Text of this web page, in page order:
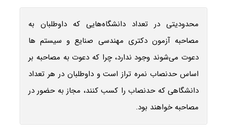
محدودیتی در تعداد دانشگاه‌هایی که داوطلبان به
مصاحبه آزمون دکتری مهندسی صنایع و سیستم ها
دعوت می‌شوند وجود ندارد، چرا که دعوت به مصاحبه بر
اساس حدنصاب نمره تراز است و داوطلبان در هر تعداد
دانشگاهی که حدنصاب را کسب کنند، مجاز به حضور در
مصاحبه خواهند بود.